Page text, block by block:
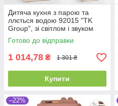
Дитяча кухня з парою та
ллється водою 92015 "TK
Group", зі світлом і звуком
(висота 63 см)
Готово до відправки
1 014,78 ₴ 1 301 ₴
Купити
–22%